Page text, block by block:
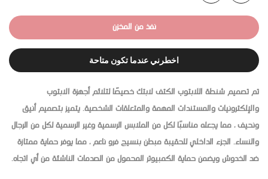
نفذ من المخزن
اخطرني عندما تكون متاحة
تم تصميم شنطة اللابتوب الكتف لابتك خصيصًا لتلائم أجهزة الابتوب
والإلكترونيات والمستندات المهمة والمتعلقات الشخصية. يتميز بتصميم أنيق
ونحيف ، مما يجعله مناسبًا لكل من الملابس الرسمية وغير الرسمية لكل من الرجال
والنساء. الجزء الداخلي للحقيبة مبطن بنسيج فرو ناعم ، مما يوفر حماية ممتازة
ضد الخدوش ويضمن حماية الكمبيوتر المحمول من الصدمات الناشئة من أي اتجاه.